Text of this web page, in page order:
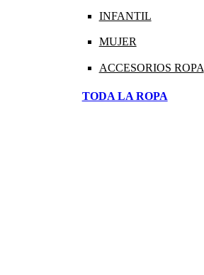
INFANTIL
MUJER
ACCESORIOS ROPA
TODA LA ROPA